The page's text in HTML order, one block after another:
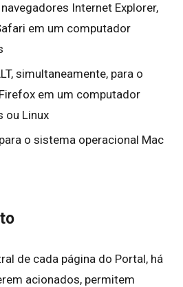
Internet Explorer,
em um computador
simultaneamente, para o
em um computador
ou Linux
o sistema operacional Mac
de cada página do Portal, há
acionados, permitem